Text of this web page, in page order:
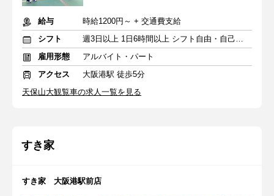
給与
時給1200円～ + 交通費支給
シフト
週3日以上 1日6時間以上 シフト自由・自己申告
雇用形態
アルバイト・パート
アクセス
大阪港駅 徒歩5分
天保山大観覧車の求人一覧を見る
すき家
すき家 大阪港駅前店